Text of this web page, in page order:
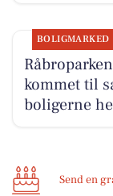
BOLIGMARKED
kommet til
boligerne
Send en